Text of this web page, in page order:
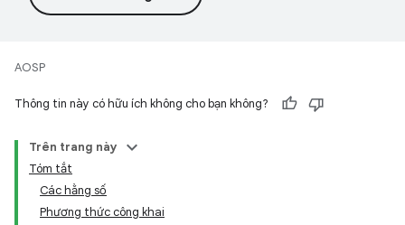
AOSP
Thông tin này có hữu ích không cho bạn không?
Trên trang này
Tóm tắt
Các hằng số
Phương thức công khai